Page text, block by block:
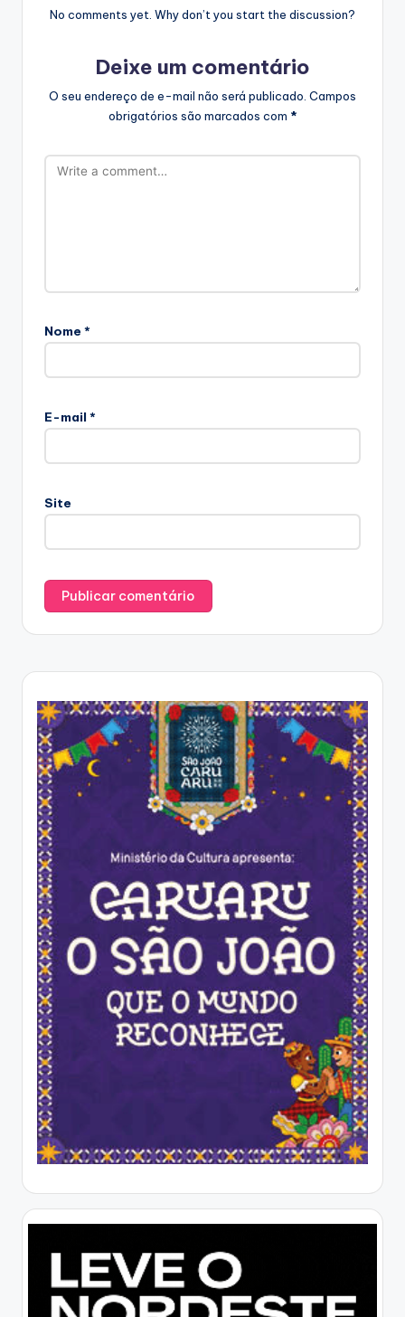
No comments yet. Why don’t you start the discussion?
Deixe um comentário
O seu endereço de e-mail não será publicado. Campos
obrigatórios são marcados com *
Nome *
E-mail *
Site